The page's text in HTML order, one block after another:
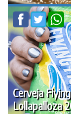
Cerveja
Lollapalloza